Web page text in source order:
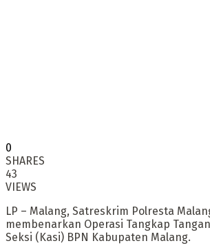
0
SHARES
43
VIEWS
LP – Malang, Satreskrim Polresta
membenarkan Operasi Tangkap
Seksi (Kasi) BPN Kabupaten Malang.